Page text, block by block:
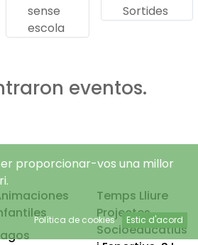
sense
escola
Sortides
eventos.
Temps Lliure
Projectes
Socioeducatius
proporcionar-vos una millor
Política de cookies Estic d'acord